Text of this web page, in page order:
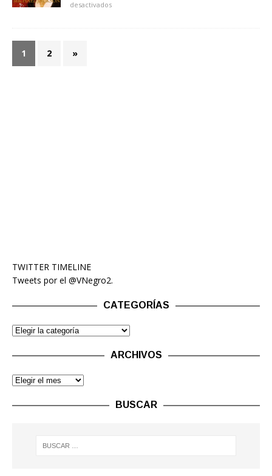
desactivados
1 2 »
TWITTER TIMELINE
Tweets por el @VNegro2.
CATEGORÍAS
ARCHIVOS
BUSCAR